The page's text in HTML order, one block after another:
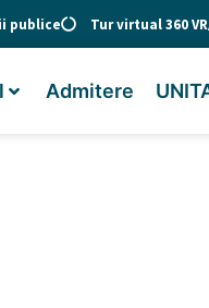
publice Tur virtual 360 VR
Admitere